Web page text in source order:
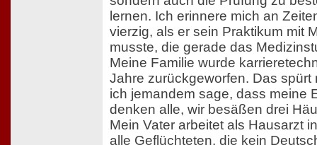
lernen. Ich erinnere mich an
vierzig, als er sein Praktikum mit
musste, die gerade das
Meine Familie wurde
Jahre zurückgeworfen. Das spürt
ich jemandem sage, dass meine
denken alle, wir besäßen drei
Mein Vater arbeitet als Hausarzt
alle Geflüchteten, die kein